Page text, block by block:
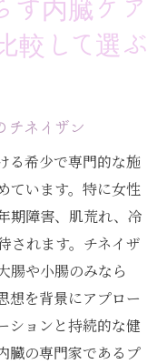
較して選ぶ
チネイザン
る希少で専門的な施
ています。特に女性
期障害、肌荒れ、冷
されます。チネイザ
腸や小腸のみなら
想を背景にアプロー
ションと持続的な健
臓の専門家であるプ